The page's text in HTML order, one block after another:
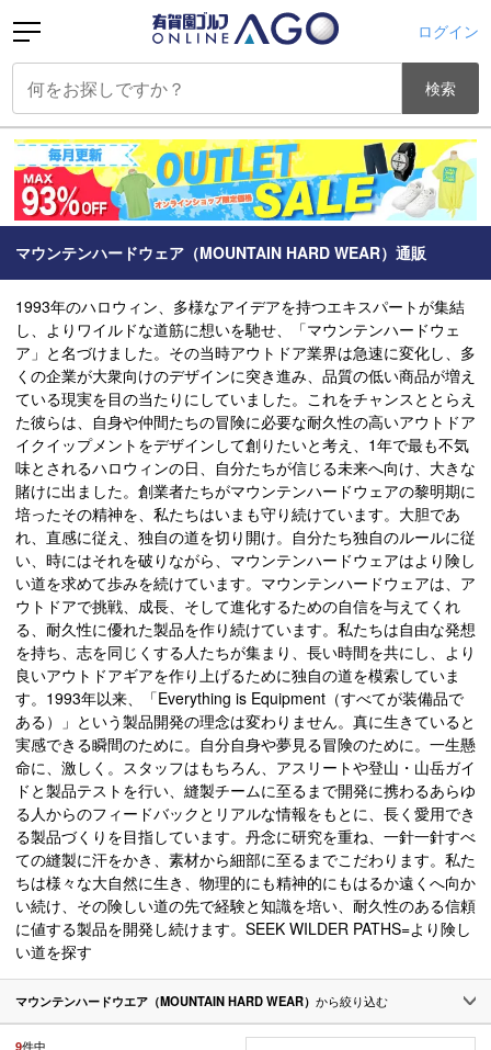
ログイン
検索
マウンテンハードウェア（MOUNTAIN HARD WEAR）通販
1993年のハロウィン、多様なアイデアを持つエキスパートが集結
し、よりワイルドな道筋に想いを馳せ、「マウンテンハードウェ
ア」と名づけました。その当時アウトドア業界は急速に変化し、多
くの企業が大衆向けのデザインに突き進み、品質の低い商品が増え
ている現実を目の当たりにしていました。これをチャンスととらえ
た彼らは、自身や仲間たちの冒険に必要な耐久性の高いアウトドア
イクイップメントをデザインして創りたいと考え、1年で最も不気
味とされるハロウィンの日、自分たちが信じる未来へ向け、大きな
賭けに出ました。創業者たちがマウンテンハードウェアの黎明期に
培ったその精神を、私たちはいまも守り続けています。大胆であ
れ、直感に従え、独自の道を切り開け。自分たち独自のルールに従
い、時にはそれを破りながら、マウンテンハードウェアはより険し
い道を求めて歩みを続けています。マウンテンハードウェアは、ア
ウトドアで挑戦、成長、そして進化するための自信を与えてくれ
る、耐久性に優れた製品を作り続けています。私たちは自由な発想
を持ち、志を同じくする人たちが集まり、長い時間を共にし、より
良いアウトドアギアを作り上げるために独自の道を模索していま
す。1993年以来、「Everything is Equipment（すべてが装備品で
ある）」という製品開発の理念は変わりません。真に生きていると
実感できる瞬間のために。自分自身や夢見る冒険のために。一生懸
命に、激しく。スタッフはもちろん、アスリートや登山・山岳ガイ
ドと製品テストを行い、縫製チームに至るまで開発に携わるあらゆ
る人からのフィードバックとリアルな情報をもとに、長く愛用でき
る製品づくりを目指しています。丹念に研究を重ね、一針一針すべ
ての縫製に汗をかき、素材から細部に至るまでこだわります。私た
ちは様々な大自然に生き、物理的にも精神的にもはるか遠くへ向か
い続け、その険しい道の先で経験と知識を培い、耐久性のある信頼
に値する製品を開発し続けます。SEEK WILDER PATHS=より険し
い道を探す
マウンテンハードウエア（MOUNTAIN HARD WEAR） から絞り込む
9件中